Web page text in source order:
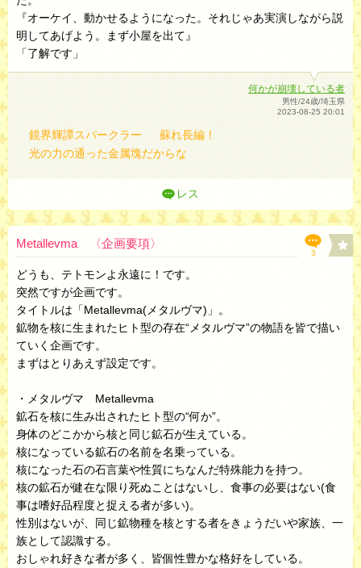
『オーケイ、動かせるようになった。それじゃあ実演しながら説
明してあげよう。まず小屋を出て』
「了解です」
何かが崩壊している者
男性/24歳/埼玉県
2023-08-25 20:01
鏡界輝譚スパークラー
蘇れ長編！
光の力の通った金属塊だからな
レス
3
Metallevma 〈企画要項〉
どうも、テトモンよ永遠に！です。
突然ですが企画です。
タイトルは「Metallevma(メタルヴマ)」。
鉱物を核に生まれたヒト型の存在“メタルヴマ”の物語を皆で描い
ていく企画です。
まずはとりあえず設定です。
・メタルヴマ Metallevma
鉱石を核に生み出されたヒト型の“何か”。
身体のどこかから核と同じ鉱石が生えている。
核になっている鉱石の名前を名乗っている。
核になった石の石言葉や性質にちなんだ特殊能力を持つ。
核の鉱石が健在な限り死ぬことはないし、食事の必要はない(食
事は嗜好品程度と捉える者が多い)。
性別はないが、同じ鉱物種を核とする者をきょうだいや家族、一
族として認識する。
おしゃれ好きな者が多く、皆個性豊かな格好をしている。